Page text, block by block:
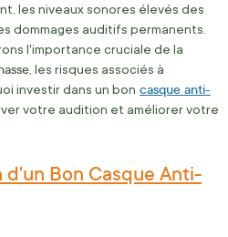
les niveaux sonores élevés des
dommages auditifs permanents.
l'importance cruciale de la
, les risques associés à
investir dans un bon casque anti-
votre audition et améliorer votre
Bon Casque Anti-